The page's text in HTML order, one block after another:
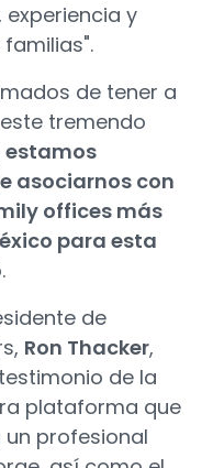
experiencia y
de tener a
tremendo
estamos
asociarnos con
offices más
para esta
de
Ron Thacker,
de la
plataforma que
profesional